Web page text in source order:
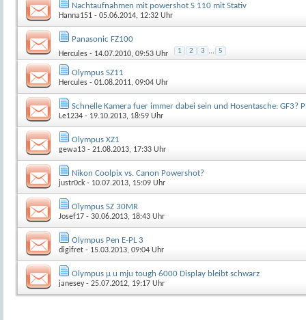
Nachtaufnahmen mit powershot S 110 mit Stativ
Hanna151 - 05.06.2014, 12:32 Uhr
Panasonic FZ100
Hercules - 14.07.2010, 09:53 Uhr 1 2 3 ... 5
Olympus SZ11
Hercules - 01.08.2011, 09:04 Uhr
Schnelle Kamera fuer immer dabei sein und Hosentasche: GF3?
Le1234 - 19.10.2013, 18:59 Uhr
Olympus XZ1
gewa13 - 21.08.2013, 17:33 Uhr
Nikon Coolpix vs. Canon Powershot?
justr0ck - 10.07.2013, 15:09 Uhr
Olympus SZ 30MR
Josef17 - 30.06.2013, 18:43 Uhr
Olympus Pen E-PL 3
digifret - 15.03.2013, 09:04 Uhr
Olympus µ u mju tough 6000 Display bleibt schwarz
janesey- 25.07.2012, 19:17 Uhr